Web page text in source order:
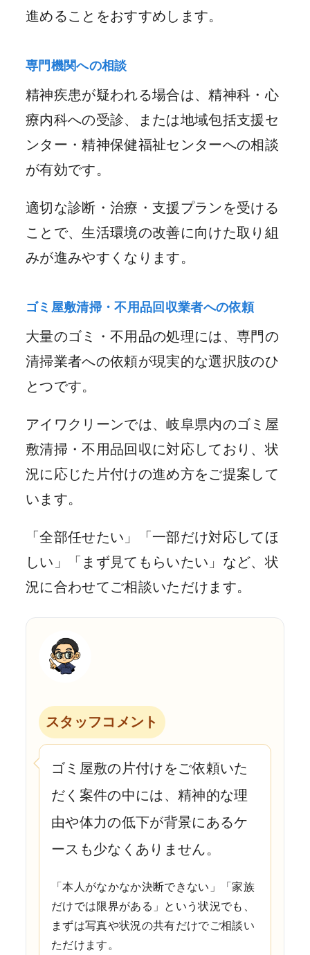
進めることをおすすめします。
専門機関への相談
精神疾患が疑われる場合は、精神科・心
療内科への受診、または地域包括支援セ
ンター・精神保健福祉センターへの相談
が有効です。
適切な診断・治療・支援プランを受ける
ことで、生活環境の改善に向けた取り組
みが進みやすくなります。
ゴミ屋敷清掃・不用品回収業者への依頼
大量のゴミ・不用品の処理には、専門の
清掃業者への依頼が現実的な選択肢のひ
とつです。
アイワクリーンでは、岐阜県内のゴミ屋
敷清掃・不用品回収に対応しており、状
況に応じた片付けの進め方をご提案して
います。
「全部任せたい」「一部だけ対応してほ
しい」「まず見てもらいたい」など、状
況に合わせてご相談いただけます。
スタッフコメント
ゴミ屋敷の片付けをご依頼いた
だく案件の中には、精神的な理
由や体力の低下が背景にあるケ
ースも少なくありません。
「本人がなかなか決断できない」「家族
だけでは限界がある」という状況でも、
まずは写真や状況の共有だけでご相談い
ただけます。